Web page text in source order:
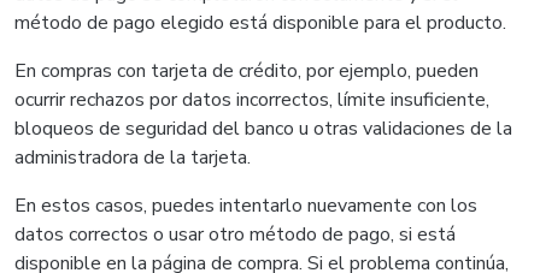
método de pago elegido está disponible para el producto.
En compras con tarjeta de crédito, por ejemplo, pueden
ocurrir rechazos por datos incorrectos, límite insuficiente,
bloqueos de seguridad del banco u otras validaciones de la
administradora de la tarjeta.
En estos casos, puedes intentarlo nuevamente con los
datos correctos o usar otro método de pago, si está
disponible en la página de compra. Si el problema continúa,